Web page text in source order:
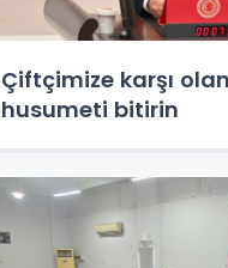
Çiftçimize karşı
husumeti bitirin